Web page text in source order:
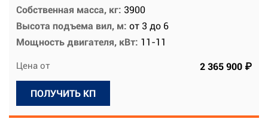
Собственная масса, кг: 3900
Высота подъема вил, м: от 3 до 6
Мощность двигателя, кВт: 11-11
Цена от 2 365 900 ₽
ПОЛУЧИТЬ КП